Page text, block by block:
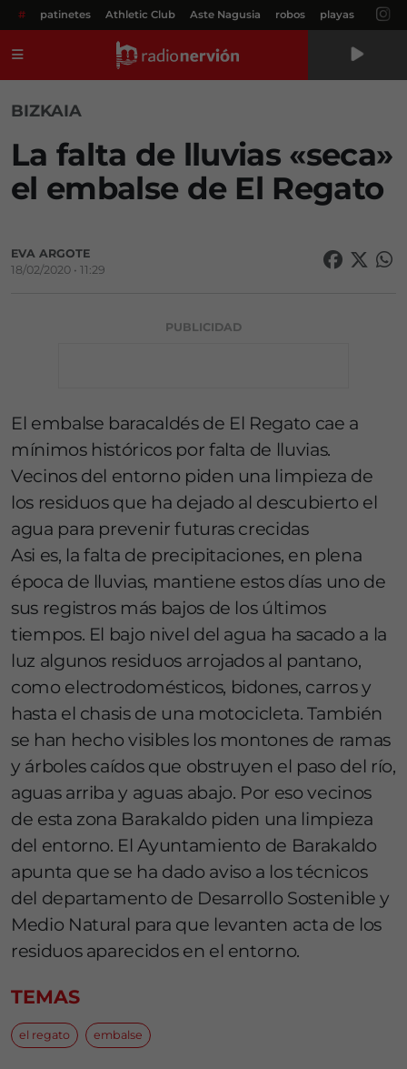
# patinetes Athletic Club Aste Nagusia robos playas
BIZKAIA
La falta de lluvias «seca»
el embalse de El Regato
EVA ARGOTE
18/02/2020 • 11:29
PUBLICIDAD
El embalse baracaldés de El Regato cae a
mínimos históricos por falta de lluvias.
Vecinos del entorno piden una limpieza de
los residuos que ha dejado al descubierto el
agua para prevenir futuras crecidas
Asi es, la falta de precipitaciones, en plena
época de lluvias, mantiene estos días uno de
sus registros más bajos de los últimos
tiempos. El bajo nivel del agua ha sacado a la
luz algunos residuos arrojados al pantano,
como electrodomésticos, bidones, carros y
hasta el chasis de una motocicleta. También
se han hecho visibles los montones de ramas
y árboles caídos que obstruyen el paso del río,
aguas arriba y aguas abajo. Por eso vecinos
de esta zona Barakaldo piden una limpieza
del entorno. El Ayuntamiento de Barakaldo
apunta que se ha dado aviso a los técnicos
del departamento de Desarrollo Sostenible y
Medio Natural para que levanten acta de los
residuos aparecidos en el entorno.
TEMAS
el regato embalse